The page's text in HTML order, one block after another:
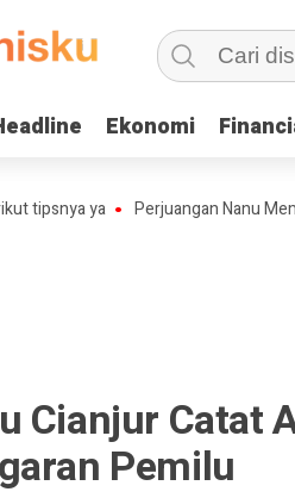
Ekonomi
Ekonomi
ya Perjuangan Nanu
Cianjur Catat
Pemilu